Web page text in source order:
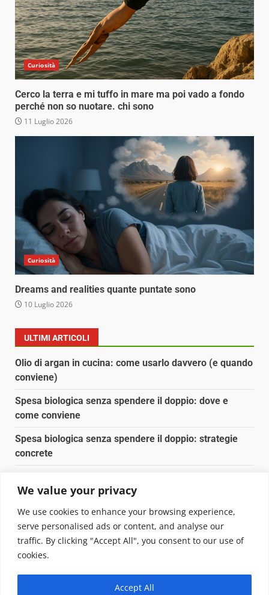
We value your privacy
We use cookies to enhance your browsing experience,
serve personalised ads or content, and analyse our
traffic. By clicking "Accept All", you consent to our use of
cookies.
Accept All
Curiosità
Cerco la terra e mi tuffo in mare ma poi vado a fondo
perché non so nuotare. chi sono
11 Luglio 2026
Curiosità
Dreams and realities quante puntate sono
10 Luglio 2026
ULTIMI ARTICOLI
Olio di argan in cucina: come usarlo davvero (e quando
conviene)
Spesa biologica senza spendere il doppio: dove e
come conviene
Spesa biologica senza spendere il doppio: strategie
concrete
Pulizia naturale della casa: 3 ingredienti che
sostituiscono 10 prodotti chimici
Copyright © 2025 Biopianeta.it proprietà di Jws Media
Questo blog non è una testata giornalistica, in quanto